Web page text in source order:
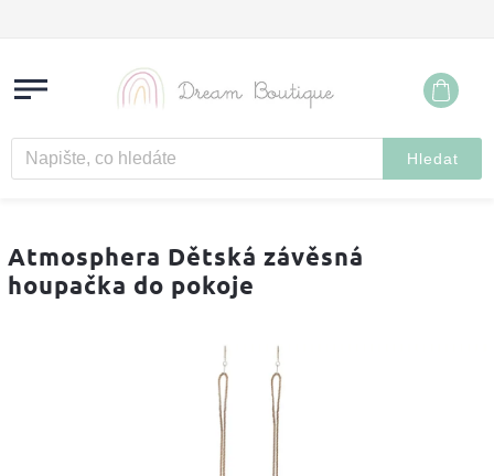
Hledat
Atmosphera Dětská závěsná
houpačka do pokoje